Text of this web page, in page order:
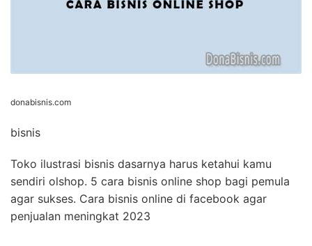
donabisnis.com
bisnis